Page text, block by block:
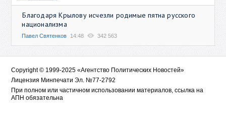
Благодаря Крылову исчезли родимые пятна русского
национализма
Павел Святенков 14:48 342 563
Copyright © 1999-2025 «Агентство Политических Новостей»
Лицензия Минпечати Эл. №77-2792
При полном или частичном использовании материалов, ссылка на
АПН обязательна